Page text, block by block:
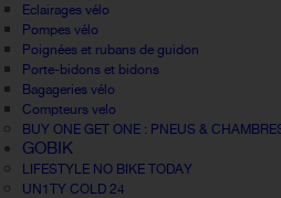
Eclairages vélo
Pompes vélo
Poignées et rubans de guidon
Porte-bidons et bidons
Bagageries vélo
Compteurs velo
BUY ONE GET ONE : PNEUS &
GOBIK
LIFESTYLE NO BIKE TODAY
UN1TY COLD 24